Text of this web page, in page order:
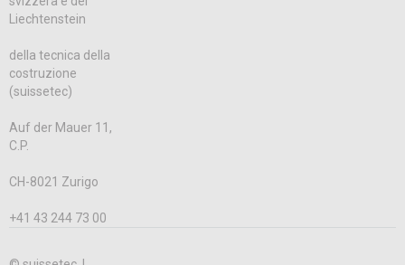
Liechtenstein
della tecnica della
costruzione
(suissetec)
Auf der Mauer 11,
C.P.
CH-8021 Zurigo
+41 43 244 73 00